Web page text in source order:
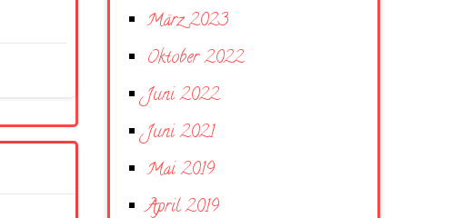
März 2023
Oktober 2022
Juni 2022
Juni 2021
Mai 2019
April 2019